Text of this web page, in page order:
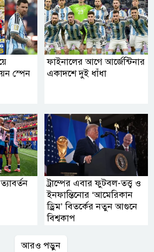
স্পেন
ফাইনালের আগে আর্জেন্টিনার
একাদশে দুই ধাঁধা
ট্রাম্পের এবার ফুটবল-তত্ত্ব ও
ইনফান্তিনোর ‘আমেরিকান
ড্রিম’ বিতর্কের নতুন আগুনে
বিশ্বকাপ
আরও পড়ুন